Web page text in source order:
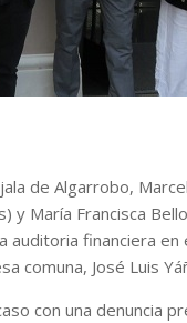
de Algarrobo,
y María Francisca
financiera
comuna, José Luis
con una denuncia